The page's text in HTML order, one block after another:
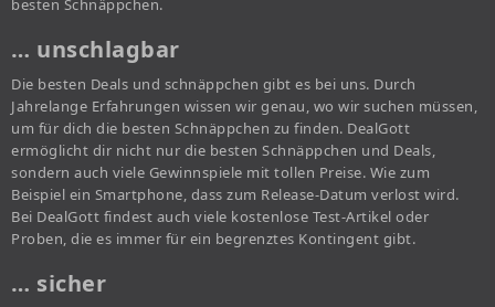
besten Schnäppchen.
… unschlagbar
Die besten Deals und schnäppchen gibt es bei uns. Durch
Jahrelange Erfahrungen wissen wir genau, wo wir suchen müssen,
um für dich die besten Schnäppchen zu finden. DealGott
ermöglicht dir nicht nur die besten Schnäppchen und Deals,
sondern auch viele Gewinnspiele mit tollen Preise. Wie zum
Beispiel ein Smartphone, dass zum Release-Datum verlost wird.
Bei DealGott findest auch viele kostenlose Test-Artikel oder
Proben, die es immer für ein begrenztes Kontingent gibt.
… sicher